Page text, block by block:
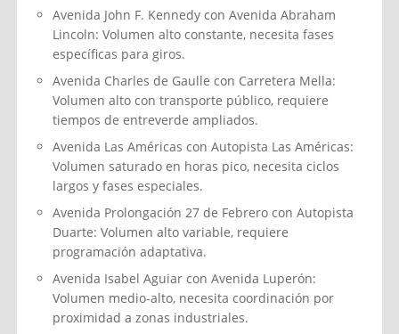
Avenida John F. Kennedy con Avenida Abraham
Lincoln: Volumen alto constante, necesita fases
específicas para giros.
Avenida Charles de Gaulle con Carretera Mella:
Volumen alto con transporte público, requiere
tiempos de entreverde ampliados.
Avenida Las Américas con Autopista Las Américas:
Volumen saturado en horas pico, necesita ciclos
largos y fases especiales.
Avenida Prolongación 27 de Febrero con Autopista
Duarte: Volumen alto variable, requiere
programación adaptativa.
Avenida Isabel Aguiar con Avenida Luperón:
Volumen medio-alto, necesita coordinación por
proximidad a zonas industriales.